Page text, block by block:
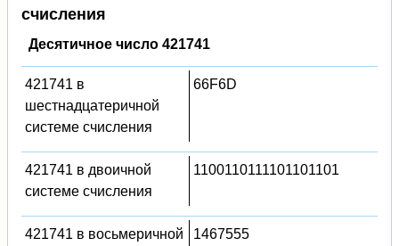
счисления
Десятичное число 421741
421741 в
шестнадцатеричной
системе счисления
66F6D
421741 в двоичной
системе счисления
1100110111101101101
421741 в восьмеричной
1467555